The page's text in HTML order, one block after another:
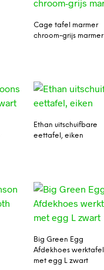
Cage tafel marmer
chroom-grijs marmer
Ethan uitschuifbare
eettafel, eiken
Big Green Egg
Afdekhoes werktafel
met egg L zwart